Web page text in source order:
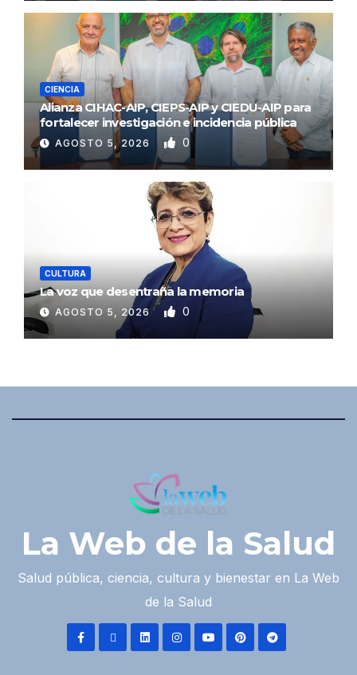
CIENCIA
Alianza CIHAC-AIP, CIEPS-AIP y CIEDU-AIP para
fortalecer investigación e incidencia pública
AGOSTO 5, 2026 0
CULTURA
La voz que desentraña la memoria
AGOSTO 5, 2026 0
La Web de la Salud
Salud pública, ciencia, cultura y bienestar en La Web
de la Salud